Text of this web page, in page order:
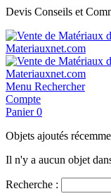
Devis Conseils et
Menu Rechercher
Compte
Panier 0
Objets ajoutés
Il n'y a aucun objet
Recherche :